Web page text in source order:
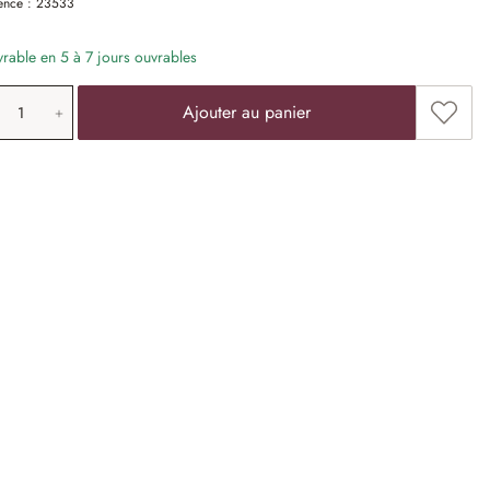
en 5 à 7 jours ouvrables
de produit: saisissez la valeur
Ajouter au panier